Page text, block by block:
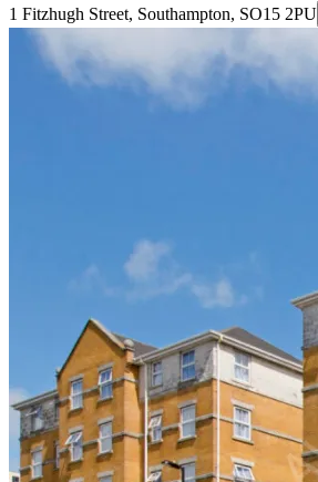
1 Fitzhugh Street, Southampton, SO15 2PU